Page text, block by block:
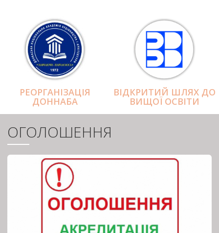
РЕОРГАНІЗАЦІЯ
ДОННАБА
ВІДКРИТИЙ ШЛЯХ ДО
ВИЩОЇ ОСВІТИ
ОГОЛОШЕННЯ